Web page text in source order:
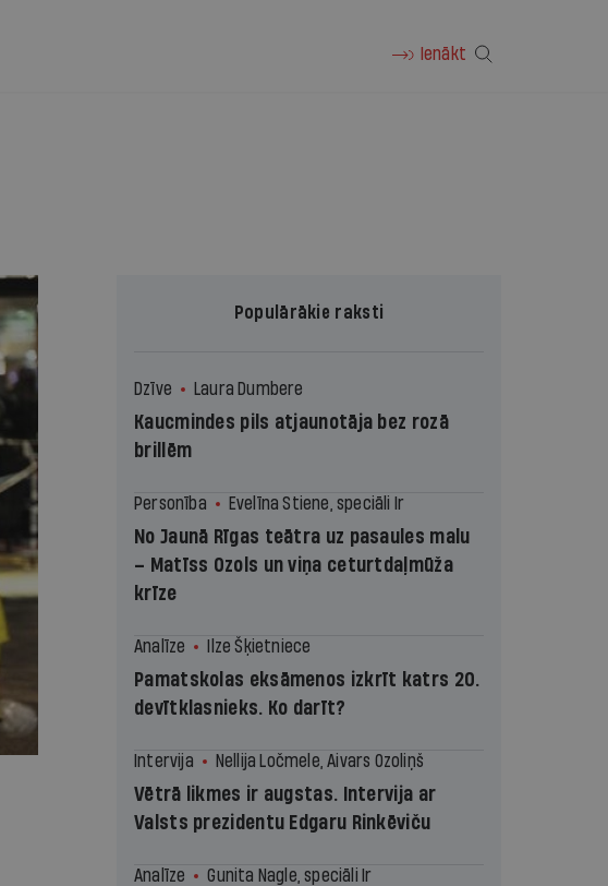
Ienākt
Populārākie raksti
Dzīve Laura Dumbere
Kaucmindes pils atjaunotāja bez rozā
brillēm
Personība Evelīna Stiene, speciāli Ir
No Jaunā Rīgas teātra uz pasaules malu
– Matīss Ozols un viņa ceturtdaļmūža
krīze
Analīze Ilze Šķietniece
Pamatskolas eksāmenos izkrīt katrs 20.
devītklasnieks. Ko darīt?
Intervija Nellija Ločmele, Aivars Ozoliņš
Vētrā likmes ir augstas. Intervija ar
Valsts prezidentu Edgaru Rinkēviču
Analīze Gunita Nagle, speciāli Ir